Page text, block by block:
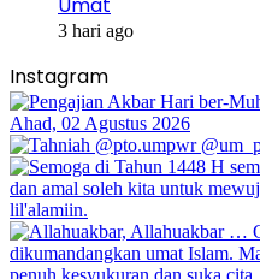
Umat
3 hari ago
Instagram